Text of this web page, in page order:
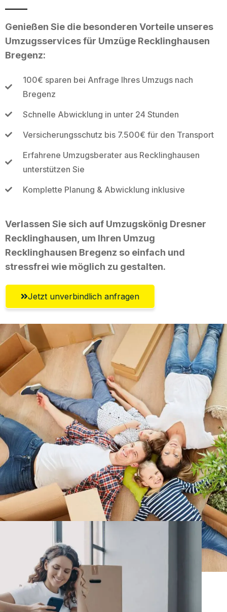
Genießen Sie die besonderen Vorteile unseres
Umzugsservices für Umzüge Recklinghausen
Bregenz:
100€ sparen bei Anfrage Ihres Umzugs nach
Bregenz
Schnelle Abwicklung in unter 24 Stunden
Versicherungsschutz bis 7.500€ für den Transport
Erfahrene Umzugsberater aus Recklinghausen
unterstützen Sie
Komplette Planung & Abwicklung inklusive
Verlassen Sie sich auf Umzugskönig Dresner
Recklinghausen, um Ihren Umzug
Recklinghausen Bregenz so einfach und
stressfrei wie möglich zu gestalten.
Jetzt unverbindlich anfragen